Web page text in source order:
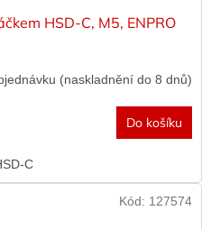
HSD-C, M5, ENPRO
(naskladnění do 8 dnů)
Do košíku
C
Kód: 127574